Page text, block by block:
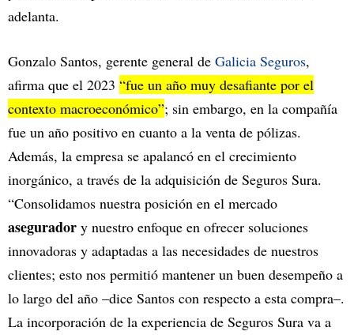
adelanta.
Gonzalo Santos, gerente general de Galicia Seguros,
afirma que el 2023 “fue un año muy desafiante por el
contexto macroeconómico”; sin embargo, en la compañía
fue un año positivo en cuanto a la venta de pólizas.
Además, la empresa se apalancó en el crecimiento
inorgánico, a través de la adquisición de Seguros Sura.
“Consolidamos nuestra posición en el mercado
asegurador y nuestro enfoque en ofrecer soluciones
innovadoras y adaptadas a las necesidades de nuestros
clientes; esto nos permitió mantener un buen desempeño a
lo largo del año –dice Santos con respecto a esta compra–.
La incorporación de la experiencia de Seguros Sura va a